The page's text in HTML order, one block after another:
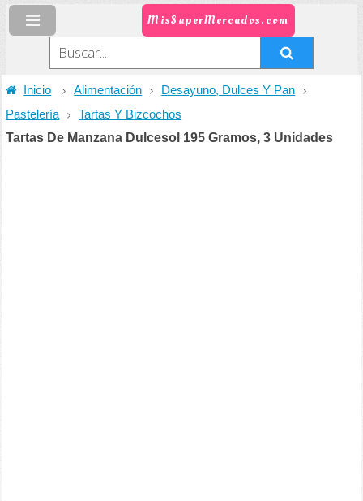
MisSuperMercados.com
Inicio Alimentación
Desayuno, Dulces Y Pan
Pastelería
Tartas Y Bizcochos
Tartas De Manzana Dulcesol 195 Gramos, 3 Unidades